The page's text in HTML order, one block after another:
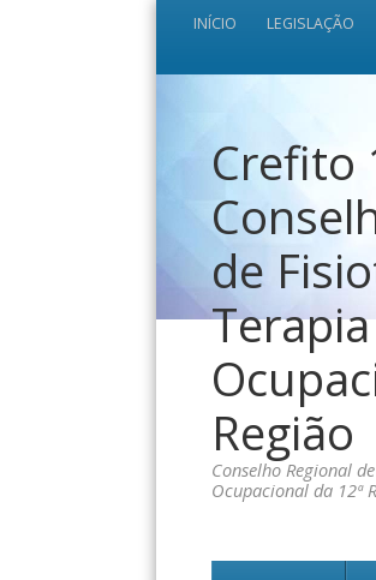
INÍCIO LEGISLAÇÃO
Crefito
de
Terapia
Região
Conselho Regional
Ocupacional da 12ª